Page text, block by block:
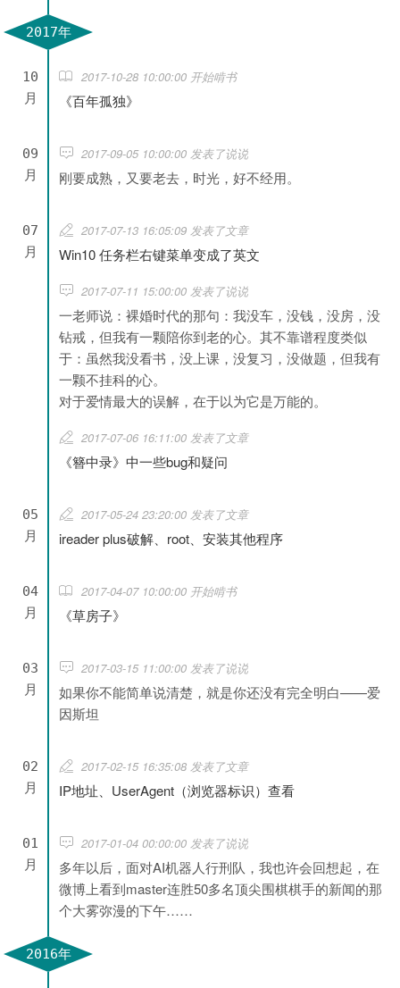
2017年
10
月
2017-10-28 10:00:00 开始啃书
《百年孤独》
09
月
2017-09-05 10:00:00 发表了说说
刚要成熟，又要老去，时光，好不经用。
07
月
2017-07-13 16:05:09 发表了文章
Win10 任务栏右键菜单变成了英文
2017-07-11 15:00:00 发表了说说
一老师说：裸婚时代的那句：我没车，没钱，没房，没
钻戒，但我有一颗陪你到老的心。其不靠谱程度类似
于：虽然我没看书，没上课，没复习，没做题，但我有
一颗不挂科的心。
对于爱情最大的误解，在于以为它是万能的。
2017-07-06 16:11:00 发表了文章
《簪中录》中一些bug和疑问
05
月
2017-05-24 23:20:00 发表了文章
ireader plus破解、root、安装其他程序
04
月
2017-04-07 10:00:00 开始啃书
《草房子》
03
月
2017-03-15 11:00:00 发表了说说
如果你不能简单说清楚，就是你还没有完全明白——爱
因斯坦
02
月
2017-02-15 16:35:08 发表了文章
IP地址、UserAgent（浏览器标识）查看
01
月
2017-01-04 00:00:00 发表了说说
多年以后，面对AI机器人行刑队，我也许会回想起，在
微博上看到master连胜50多名顶尖围棋棋手的新闻的那
个大雾弥漫的下午……
2016年